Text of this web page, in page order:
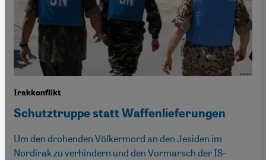
Irakkonflikt
Schutztruppe statt Waffenlieferungen
Um den drohenden Völkermord an den Jesiden im
Nordirak zu verhindern und den Vormarsch der IS-